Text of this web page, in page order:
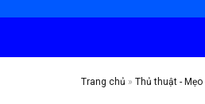
Trang chủ » Thủ thuật - Mẹo